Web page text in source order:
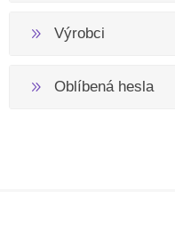
Výrobci
Oblíbená hesla